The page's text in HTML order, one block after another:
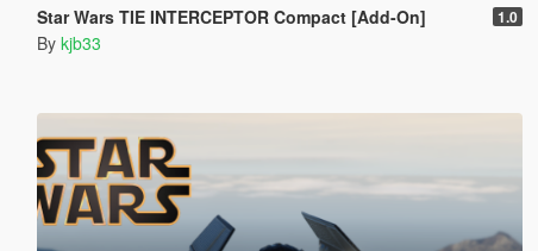
Star Wars TIE INTERCEPTOR Compact [Add-On] 1.0
By kjb33